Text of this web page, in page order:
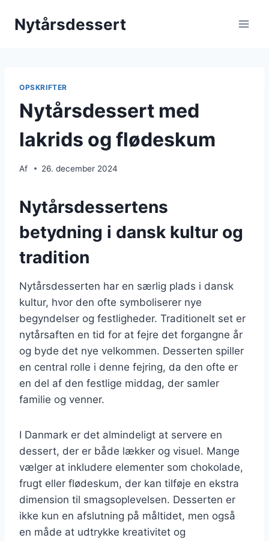
Nytårsdessert
OPSKRIFTER
Nytårsdessert med
lakrids og flødeskum
Af 26. december 2024
Nytårsdessertens
betydning i dansk kultur og
tradition
Nytårsdesserten har en særlig plads i dansk
kultur, hvor den ofte symboliserer nye
begyndelser og festligheder. Traditionelt set er
nytårsaften en tid for at fejre det forgangne år
og byde det nye velkommen. Desserten spiller
en central rolle i denne fejring, da den ofte er
en del af den festlige middag, der samler
familie og venner.
I Danmark er det almindeligt at servere en
dessert, der er både lækker og visuel. Mange
vælger at inkludere elementer som chokolade,
frugt eller flødeskum, der kan tilføje en ekstra
dimension til smagsoplevelsen. Desserten er
ikke kun en afslutning på måltidet, men også
en måde at udtrykke kreativitet og